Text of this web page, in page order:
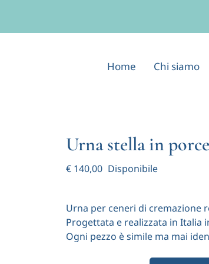
Home Chi siamo
Urna stella in
€ 140,00 Disponibile
Urna per ceneri di cremazione
Progettata e realizzata in Italia
Ogni pezzo è simile ma mai